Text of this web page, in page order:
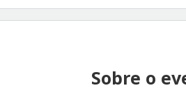
Sobre o